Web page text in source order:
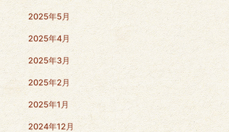
2025年5月
2025年4月
2025年3月
2025年2月
2025年1月
2024年12月